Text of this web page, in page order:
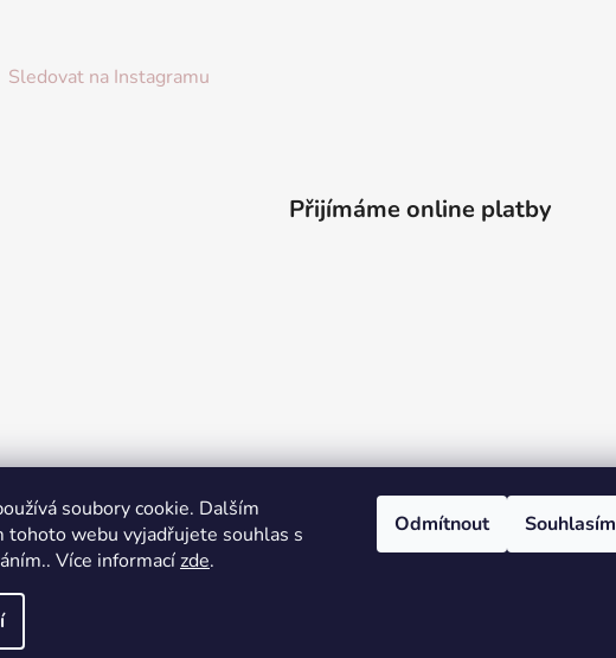
soubory cookie. Dalším
tohoto webu vyjadřujete souhlas s
Více informacízde.
Odmítnout Souhlasím
Sledovat na Instagramu
Přijímáme online platby